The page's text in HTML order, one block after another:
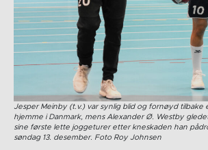
Jesper Meinby (t.v.) var synlig blid og fornøyd tilbake
hjemme i Danmark, mens Alexander Ø. Westby
sine første lette joggeturer etter kneskaden han
søndag 13. desember. Foto Roy Johnsen